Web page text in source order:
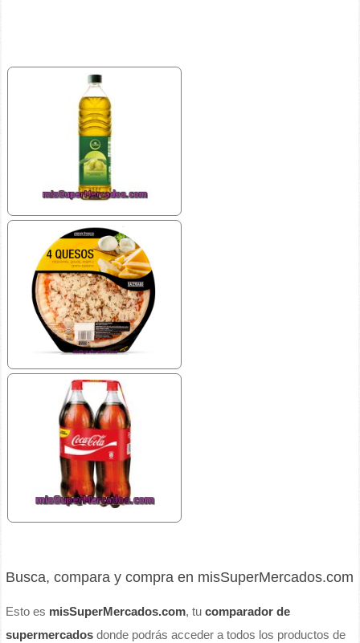
Busca, compara y compra en misSuperMercados.com
Esto es misSuperMercados.com, tucomparador de
supermercados donde podrás acceder a todos los productos de